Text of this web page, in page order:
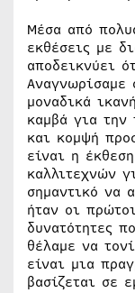
Μέσα από
εκθέσεις με
αποδεικνύει
Αναγνωρίσαμε
μοναδικά
καμβά για την
και κομψή
είναι η
καλλιτεχνών
σημαντικό να
ήταν οι
δυνατότητες
θέλαμε να
είναι μια
βασίζεται σε